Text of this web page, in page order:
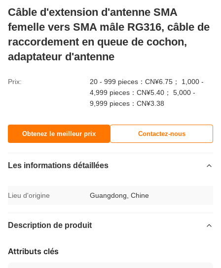
Câble d'extension d'antenne SMA
femelle vers SMA mâle RG316, câble de
raccordement en queue de cochon,
adaptateur d'antenne
Prix:
20 - 999 pieces：CN¥6.75； 1,000 -
4,999 pieces：CN¥5.40； 5,000 -
9,999 pieces：CN¥3.38
Obtenez le meilleur prix Contactez-nous
Les informations détaillées
Lieu d'origine Guangdong, Chine
Description de produit
Attributs clés